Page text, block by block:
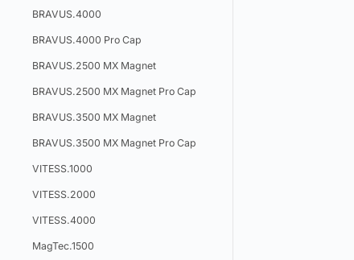
BRAVUS.4000
BRAVUS.4000 Pro Cap
BRAVUS.2500 MX Magnet
BRAVUS.2500 MX Magnet Pro Cap
BRAVUS.3500 MX Magnet
BRAVUS.3500 MX Magnet Pro Cap
VITESS.1000
VITESS.2000
VITESS.4000
MagTec.1500